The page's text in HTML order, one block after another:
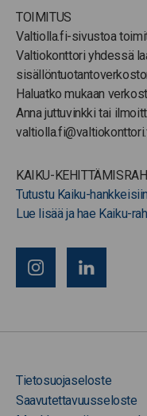
TOIMITUS
Valtiolla.fi-sivustoa
Valtiokonttori yhdessä
Haluatko mukaan
Anna juttuvinkki tai
KAIKU-
Tutustu Kaiku-hankkeisiin
Lue lisää ja hae Kaiku-
Tietosuojaseloste
Saavutettavuusseloste